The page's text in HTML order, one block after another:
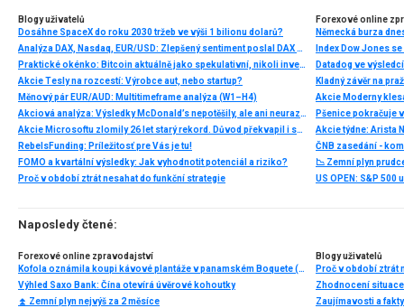
Blogy uživatelů
Dosáhne SpaceX do roku 2030 tržeb ve výši 1 bilionu dolarů?
Analýza DAX, Nasdaq, EUR/USD: Zlepšený sentiment poslal DAX na nová maxima
Praktické okénko: Bitcoin aktuálně jako spekulativní, nikoli investiční aktivum
Akcie Tesly na rozcestí: Výrobce aut, nebo startup?
Měnový pár EUR/AUD: Multitimeframe analýza (W1–H4)
Akciová analýza: Výsledky McDonald’s nepotěšily, ale ani neurazily. Jakou vizi společnost prezentovala?
Akcie Microsoftu zlomily 26 let starý rekord. Důvod překvapil i samotné investory
RebelsFunding: Príležitosť pre Vás je tu!
FOMO a kvartální výsledky: Jak vyhodnotit potenciál a riziko?
Proč v období ztrát nesahat do funkční strategie
Forexové online
Index Dow Jones
Kladný závěr na
ČNB zasedání -
📉 Zemní plyn
Naposledy čtené:
Forexové online zpravodajství
Kofola oznámila koupi kávové plantáže v panamském Boquete (+komentář analytika)
Výhled Saxo Bank: Čína otevírá úvěrové kohoutky
⏫ Zemní plyn nejvýš za 2 měsíce
Blogy uživatelů
Proč v období ztrát
Zhodnocení
Zaujímavosti a